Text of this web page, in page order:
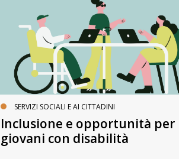
SERVIZI SOCIALI E AI CITTADINI
Inclusione e opportunità per
giovani con disabilità